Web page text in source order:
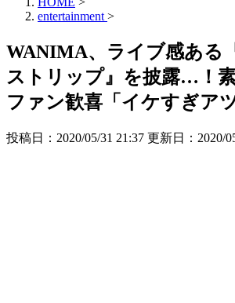
entertainment >
WANIMA、ライブ感ある
ストリップ』を披露…！
ファン歓喜「イケすぎア
投稿日：2020/05/31 21:37 更新日： 2020/